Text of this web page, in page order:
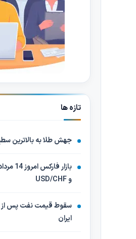
تازه ها
جهش طلا به بالاترین
و USD/CHF
سقوط قیمت نفت پس از
ایران